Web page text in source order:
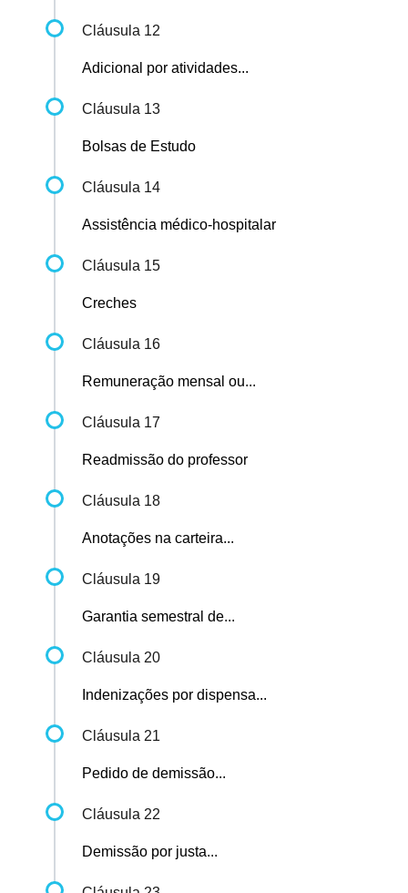
Cláusula 12
Adicional por atividades...
Cláusula 13
Bolsas de Estudo
Cláusula 14
Assistência médico-hospitalar
Cláusula 15
Creches
Cláusula 16
Remuneração mensal ou...
Cláusula 17
Readmissão do professor
Cláusula 18
Anotações na carteira...
Cláusula 19
Garantia semestral de...
Cláusula 20
Indenizações por dispensa...
Cláusula 21
Pedido de demissão...
Cláusula 22
Demissão por justa...